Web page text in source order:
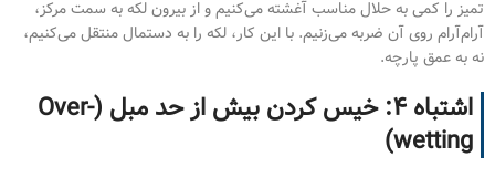
تمیز را کمی به حلال مناسب آغشته می‌کنیم و از بیرون لکه به سمت مرکز،
آرام‌آرام روی آن ضربه می‌زنیم. با این کار، لکه را به دستمال منتقل می‌کنیم،
نه به عمق پارچه.
اشتباه ۴: خیس کردن بیش از حد مبل (Over-
wetting)